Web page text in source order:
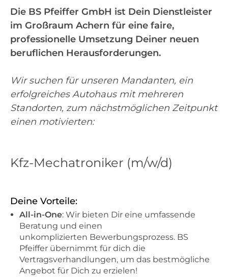
Die BS Pfeiffer GmbH ist Dein Dienstleister
im Großraum Achern für eine faire,
professionelle Umsetzung Deiner neuen
beruflichen Herausforderungen.
Wir suchen für unseren Mandanten, ein
erfolgreiches Autohaus mit mehreren
Standorten, zum nächstmöglichen Zeitpunkt
einen motivierten:
Kfz-Mechatroniker (m/w/d)
Deine Vorteile:
All-in-One: Wir bieten Dir eine umfassende
Beratung und einen
unkomplizierten Bewerbungsprozess. BS
Pfeiffer übernimmt für dich die
Vertragsverhandlungen, um das bestmögliche
Angebot für Dich zu erzielen!